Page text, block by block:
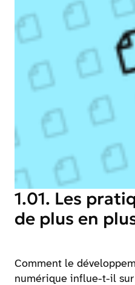
1.01. Les
de plus en
Comment le
numérique influe-t-il